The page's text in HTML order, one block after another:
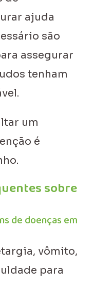
ajuda
são
assegurar
tenham
um
é
sobre
de doenças em
vômito,
para